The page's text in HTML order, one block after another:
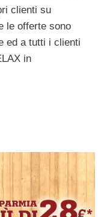
clienti su
le offerte sono
ed a tutti i clienti
in